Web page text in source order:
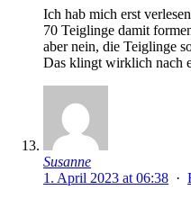
Ich hab mich erst
70 Teiglinge damit
aber nein, die Teiglinge
Das klingt wirklich nach
Susanne
1. April 2023 at 06:38 ·